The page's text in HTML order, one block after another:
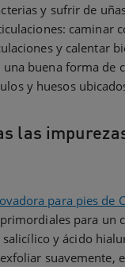
y sufrir de
caminar
y calentar
una buena forma de
y huesos
las
para pies de
para un
y ácido
suavemente,